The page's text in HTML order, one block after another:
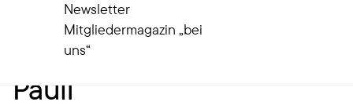
Newsletter
Mitgliedermagazin „bei
uns“
Stadterneuerungsgebiet
zum Szeneviertel - St.
Pauli